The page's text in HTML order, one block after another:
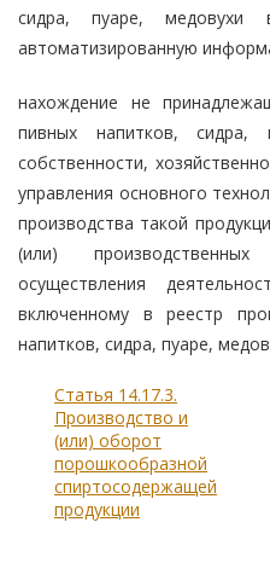
сидра, пуаре, медовухи
автоматизированную
нахождение не
пивных напитков,
собственности,
управления основного
производства такой
(или)
осуществления
включенному в реестр
напитков, сидра, пуаре,
Статья 14.17.3.
Производство и
(или) оборот
порошкообразной
спиртосодержащей
продукции